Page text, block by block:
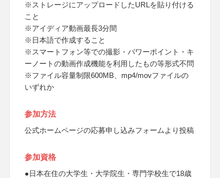
※ストレージにアップロードしたURLを貼り付ける
こと
※アイディア動画最長3分間
※日本語で作成すること
※スマートフォン等での撮影・パワーポイント・キ
ーノートの動画作成機能を利用したもの等形式不問
※ファイル容量制限600MB、mp4/movファイルの
いずれか
参加方法
公式ホームページの応募申し込みフォームより投稿
参加資格
●日本在住の大学生・大学院生・専門学校生で18歳